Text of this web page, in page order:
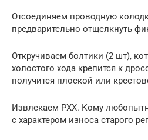
Отсоединяем проводную
предварительно отщелкнуть
Откручиваем болтики (2 шт),
холостого хода крепится к
получится плоской или
Извлекаем РХХ. Кому
с характером износа старого